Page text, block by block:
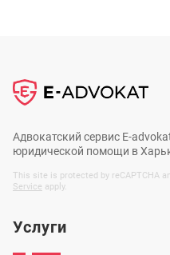
Адвокатский сервис E-
юридической помощи в
This site is protected by reCAPTCHA
Service apply.
Услуги